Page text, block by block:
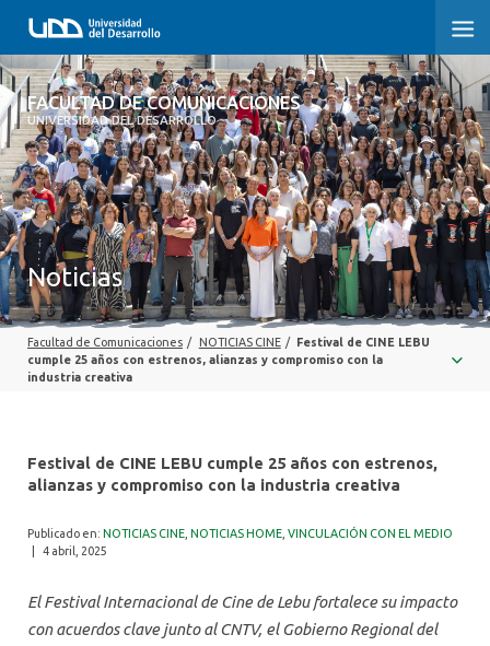
FACULTAD DE COMUNICACIONES
UNIVERSIDAD DEL DESARROLLO
FACULTAD DE COMUNICACIONES
INICIO
SOBRE LA FACULTAD
CARRERAS
POSTGRADOS Y EDUCACIÓN CONTINUA
INVESTIGACIÓN
ALUMNI
Noticias
Facultad de Comunicaciones / NOTICIAS CINE / Festival de CINE LEBU
cumple 25 años con estrenos, alianzas y compromiso con la
industria creativa
Festival de CINE LEBU cumple 25 años con estrenos,
alianzas y compromiso con la industria creativa
Publicado en: NOTICIAS CINE NOTICIAS HOME VINCULACIÓN CON EL MEDIO
4 abril, 2025
El Festival Internacional de Cine de Lebu fortalece su impacto
con acuerdos clave junto al CNTV, el Gobierno Regional del